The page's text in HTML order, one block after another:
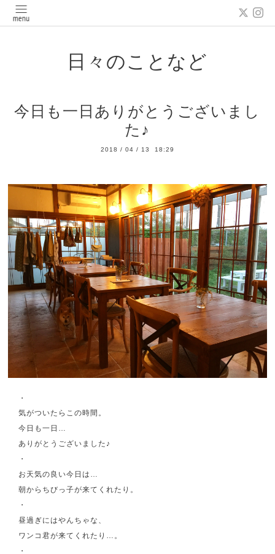
日々のことなど
今日も一日ありがとうございまし
た♪
2018 / 04 / 13 18:29
・
気がついたらこの時間。
今日も一日…
ありがとうございました♪
・
お天気の良い今日は…
朝からちびっ子が来てくれたり。
・
昼過ぎにはやんちゃな、
ワンコ君が来てくれたり…。
・